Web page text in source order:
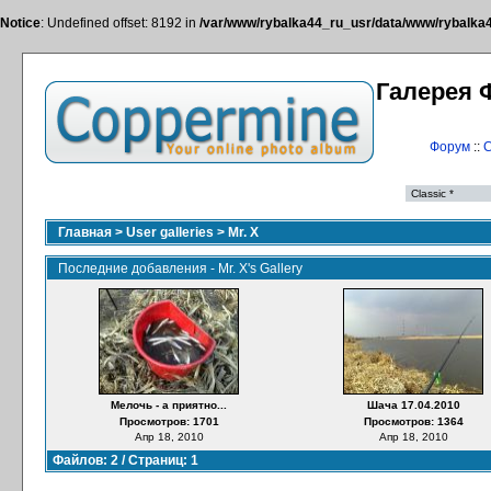
Notice: Undefined offset: 8192 in /var/www/rybalka44_ru_usr/data/www/
Галерея
Форум::
Главная > User galleries > Mr. X
Последние добавления - Mr. X's Gallery
Мелочь - а приятно...
Просмотров: 1701
Апр 18, 2010
Шача 17.04.2010
Просмотров: 1364
Апр 18, 2010
Файлов: 2 / Страниц: 1